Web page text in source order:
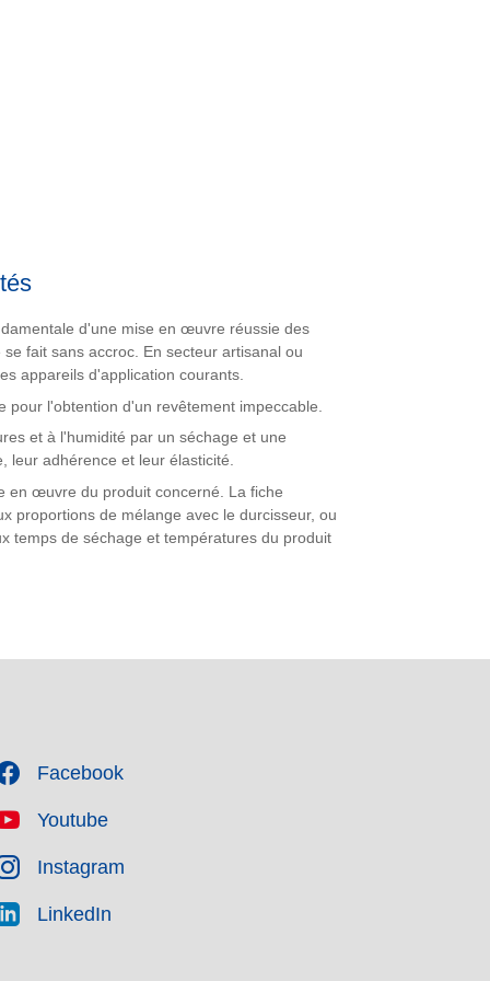
d'une mise en œuvre réussie des
fait sans accroc. En secteur artisanal ou
appareils d'application courants.
l'obtention d'un revêtement impeccable.
et à l'humidité par un séchage et une
leur adhérence et leur élasticité.
en œuvre du produit concerné. La fiche
proportions de mélange avec le durcisseur, ou
temps de séchage et températures du produit
Facebook
Youtube
Instagram
LinkedIn